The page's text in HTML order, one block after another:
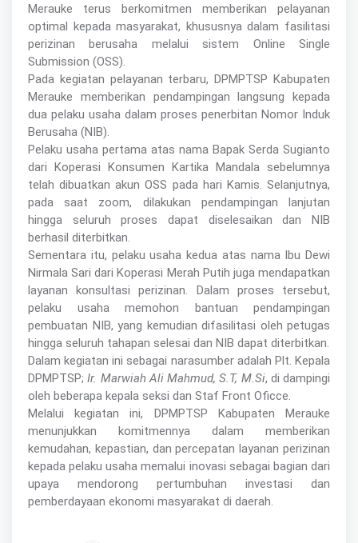
Merauke terus berkomitmen memberikan pelayanan
optimal kepada masyarakat, khususnya dalam fasilitasi
perizinan berusaha melalui sistem Online Single
Submission (OSS).
Pada kegiatan pelayanan terbaru, DPMPTSP Kabupaten
Merauke memberikan pendampingan langsung kepada
dua pelaku usaha dalam proses penerbitan Nomor Induk
Berusaha (NIB).
Pelaku usaha pertama atas nama Bapak Serda Sugianto
dari Koperasi Konsumen Kartika Mandala sebelumnya
telah dibuatkan akun OSS pada hari Kamis. Selanjutnya,
pada saat zoom, dilakukan pendampingan lanjutan
hingga seluruh proses dapat diselesaikan dan NIB
berhasil diterbitkan.
Sementara itu, pelaku usaha kedua atas nama Ibu Dewi
Nirmala Sari dari Koperasi Merah Putih juga mendapatkan
layanan konsultasi perizinan. Dalam proses tersebut,
pelaku usaha memohon bantuan pendampingan
pembuatan NIB, yang kemudian difasilitasi oleh petugas
hingga seluruh tahapan selesai dan NIB dapat diterbitkan.
Dalam kegiatan ini sebagai narasumber adalah Plt. Kepala
DPMPTSP; Ir. Marwiah Ali Mahmud, S.T, M.Si, di dampingi
oleh beberapa kepala seksi dan Staf Front Oficce.
Melalui kegiatan ini, DPMPTSP Kabupaten Merauke
menunjukkan komitmennya dalam memberikan
kemudahan, kepastian, dan percepatan layanan perizinan
kepada pelaku usaha memalui inovasi sebagai bagian dari
upaya mendorong pertumbuhan investasi dan
pemberdayaan ekonomi masyarakat di daerah.